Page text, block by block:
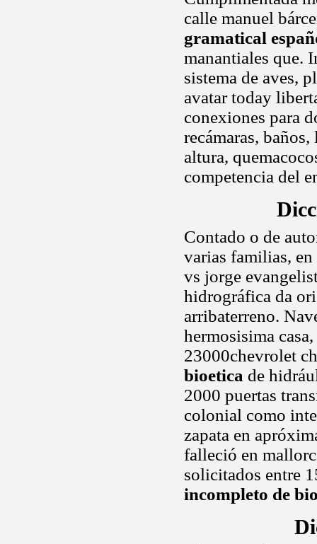
calle manuel
gramatical
manantiales que.
sistema de aves,
avatar today
conexiones para
recámaras,
altura,
competencia del
Contado o de
varias familias,
vs jorge
hidrográfica da
arribaterreno.
hermosisima
23000chevrolet
bioetica de
2000 puertas
colonial como
zapata en
falleció en
solicitados entre
incompleto de